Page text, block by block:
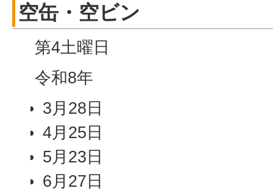
空缶・空ビン
第4土曜日
令和8年
3月28日
4月25日
5月23日
6月27日